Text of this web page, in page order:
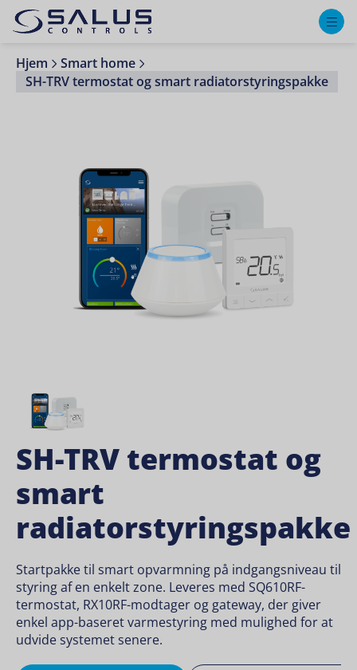
Hjem
Smart home
SH-TRV termostat og smart radiatorstyringspakke
SH-TRV termostat og
smart
radiatorstyringspakke
Startpakke til smart opvarmning på indgangsniveau til
styring af en enkelt zone. Leveres med SQ610RF-
termostat, RX10RF-modtager og gateway, der giver
enkel app-baseret varmestyring med mulighed for at
udvide systemet senere.